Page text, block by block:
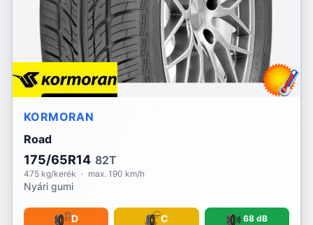
RoadX
Rotalla
Royal Black
Sailun
Sebring
Security
KORMORAN
Road
175/65R14 82T
475 kg/kerék · max. 190 km/h
Nyári gumi
D C 68 dB